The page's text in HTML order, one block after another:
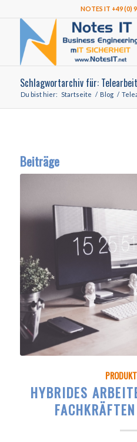
NOTES IT +49 (0)
Schlagwortarchiv für: Telearbeit
Du bist hier: Startseite / Blog /
Beiträge
HYBRIDES